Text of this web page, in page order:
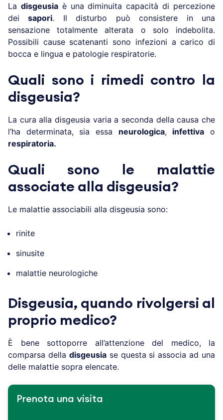
La disgeusiaè una diminuita capacità di percezione
deisapori. Il disturbo può consistere in una
sensazione totalmente alterata o solo indebolita.
Possibili cause scatenanti sono infezioni a carico di
bocca e lingua e patologie respiratorie.
Quali sono i rimedi contro la
disgeusia?
La cura alla disgeusia varia a seconda della causa che
l’ha determinata, sia essa neurologica, infettiva o
respiratoria.
Quali sono le malattie
associate alla disgeusia?
Le malattie associabili alla disgeusia sono:
rinite
sinusite
malattie neurologiche
Disgeusia, quando rivolgersi al
proprio medico?
È bene sottoporre all’attenzione del medico, la
comparsa della disgeusiase questa si associa ad una
delle malattie sopra elencate.
Prenota una visita